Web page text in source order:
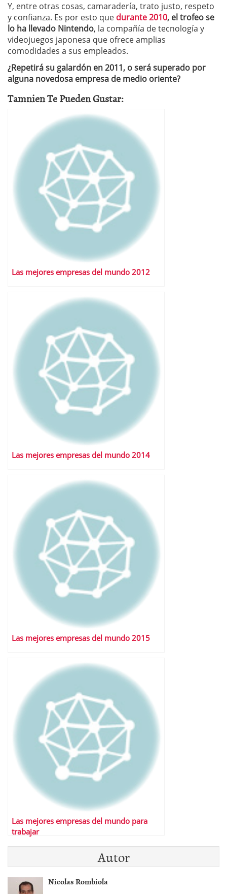
Y, entre otras cosas, camaradería, trato justo, respeto
y confianza. Es por esto que durante 2010, el trofeo se
lo ha llevado Nintendo, la compañía de tecnología y
videojuegos japonesa que ofrece amplias
comodidades a sus empleados.
¿Repetirá su galardón en 2011, o será superado por
alguna novedosa empresa de medio oriente?
Tamnien Te Pueden Gustar:
Las mejores empresas del mundo 2012
Las mejores empresas del mundo 2014
Las mejores empresas del mundo 2015
Las mejores empresas del mundo para
trabajar
Autor
Nicolas Rombiola